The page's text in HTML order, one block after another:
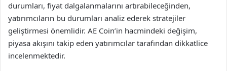
durumları, fiyat dalgalanmalarını artırabileceğinden,
yatırımcıların bu durumları analiz ederek stratejiler
geliştirmesi önemlidir. AE Coin’in hacmindeki değişim,
piyasa akışını takip eden yatırımcılar tarafından dikkatlice
incelenmektedir.